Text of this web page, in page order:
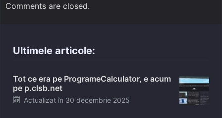
Comments are closed.
Ultimele articole:
Tot ce era pe ProgrameCalculator, e acum
pe p.clsb.net
Posted
Actualizat în 30 decembrie 2025